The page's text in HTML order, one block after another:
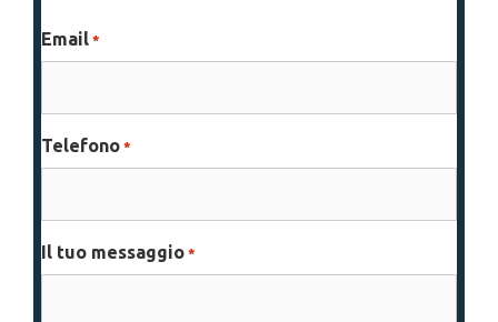
Email *
Telefono *
Il tuo messaggio *